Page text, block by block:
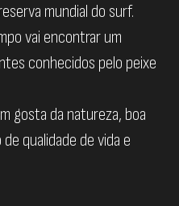
mundial do surf.
vai encontrar um
conhecidos pelo peixe
gosta da natureza, boa
qualidade de vida e